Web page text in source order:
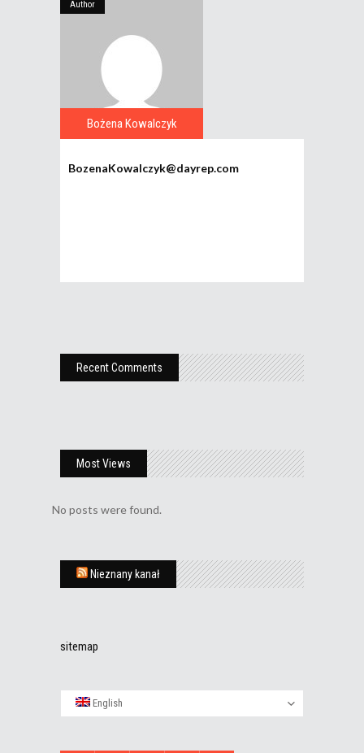
Author
Bożena Kowalczyk
BozenaKowalczyk@dayrep.com
Recent Comments
Most Views
No posts were found.
Nieznany kanał
sitemap
English